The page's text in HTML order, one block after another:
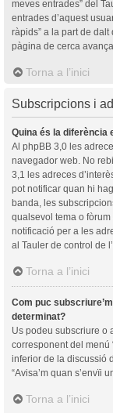
meves entrades” del
entrades d’aquest
ràpids” a la part de
pàgina de cerca
Torna a l’inici
Subscripcions i
Quina és la diferència
Al phpBB 3,0 les
navegador web. No
3,1 les adreces
pot notificar quan hi
banda, les
qualsevol tema o
notificació per a les
al Tauler de control de
Torna a l’inici
Com puc
determinat?
Us podeu subscriure o
corresponent del menú
inferior de la discussió
“Avisa’m quan s’envïi
Torna a l’inici